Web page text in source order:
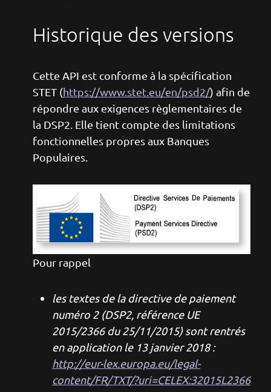
Historique des versions
Cette API est conforme à la spécification
STET (https://www.stet.eu/en/psd2/) afin de
répondre aux exigences règlementaires de
la DSP2. Elle tient compte des limitations
fonctionnelles propres aux Banques
Populaires.
Pour rappel
les textes de la directive de paiement
numéro 2 (DSP2, référence UE
2015/2366 du 25/11/2015) sont rentrés
en application le 13 janvier 2018 :
http://eur-lex.europa.eu/legal-
content/FR/TXT/?uri=CELEX:32015L2366